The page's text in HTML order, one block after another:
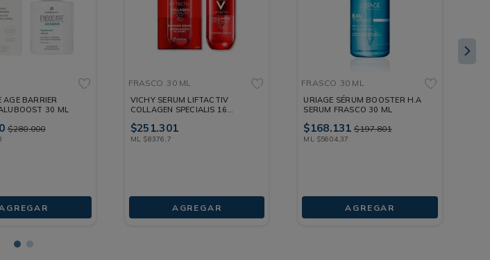
AGE BARRIER
30 ML
$280.000
FRASCO 30 ML
VICHY SERUM LIFTACTIV
COLLAGEN SPECIALIS 16
$251.301
ML $8376,7
AGREGAR
FRASCO 30 ML
URIAGE SÉRUM BOOSTER H.A
SERUM FRASCO 30 ML
$168.131 $197.801
ML $5604,37
AGREGAR